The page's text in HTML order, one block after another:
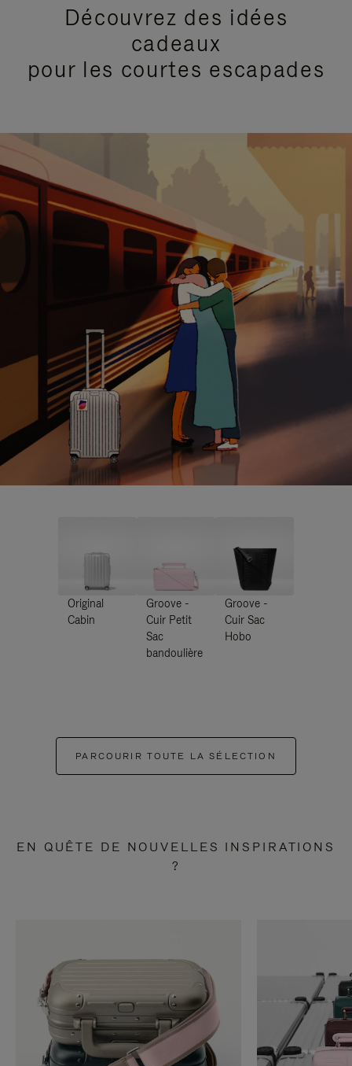
Découvrez des idées
cadeaux
pour les courtes escapades
Original
Cabin
Groove -
Cuir Petit
Sac
bandoulière
Groove -
Cuir Sac
Hobo
PARCOURIR TOUTE LA SÉLECTION
EN QUÊTE DE NOUVELLES INSPIRATIONS
?